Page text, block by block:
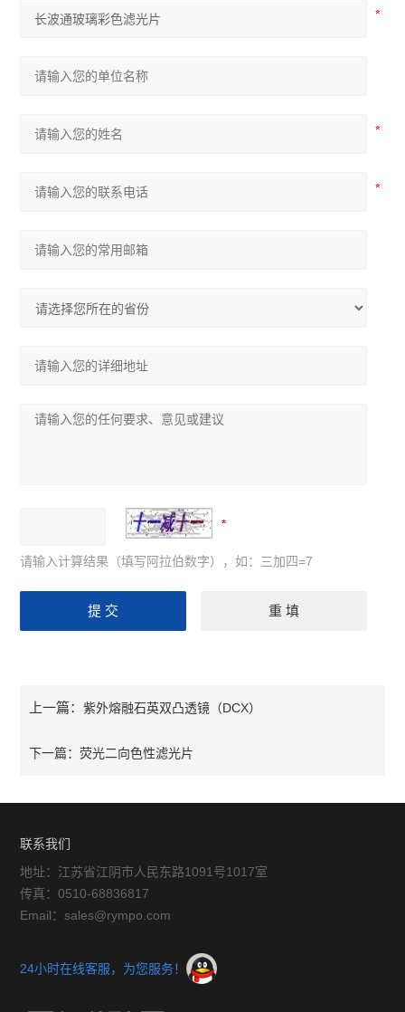
请输入计算结果（填写阿拉伯数字），如：三加四=7
上一篇：紫外熔融石英双凸透镜（DCX）
下一篇：荧光二向色性滤光片
联系我们
地址：江苏省江阴市人民东路1091号1017室
传真：0510-68836817
Email：sales@rympo.com
24小时在线客服，为您服务！